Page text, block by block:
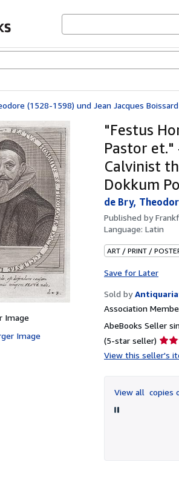
(1528-1598) und Jean Jacques Boissard
Image
Image
"Festus
Pastor et."
Calvinist
Dokkum
de Bry,
Published by
Language: Latin
ART / PRINT /
Save for Later
Sold by
Association
AbeBooks Seller
(5-star seller)
rating
of
5
View this seller's
View all copies